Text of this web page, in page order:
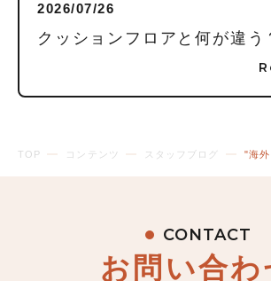
2026/07/26
TOP コンテンツ スタッフブログ "海
CONTACT
お問い合わ